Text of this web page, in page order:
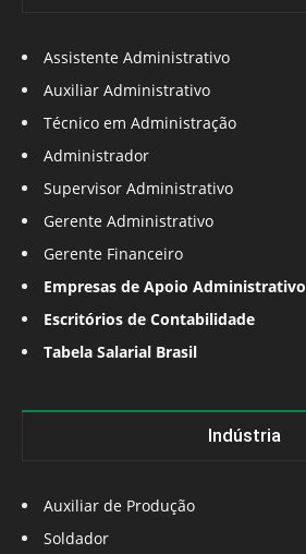
Assistente Administrativo
Auxiliar Administrativo
Técnico em Administração
Administrador
Supervisor Administrativo
Gerente Administrativo
Gerente Financeiro
Empresas de Apoio Administrativo
Escritórios de Contabilidade
Tabela Salarial Brasil
Indústria
Auxiliar de Produção
Soldador